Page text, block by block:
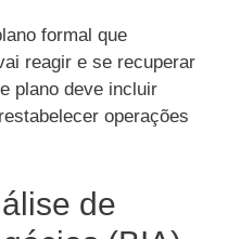
formal que
reagir e se recuperar
plano deve incluir
operações
de